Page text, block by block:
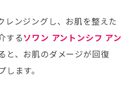
レンジングし、お肌を整えた
するソワン アントンシフ アン
と、お肌のダメージが回復
ます。